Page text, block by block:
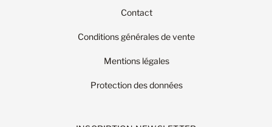
Contact
Conditions générales de vente
Mentions légales
Protection des données